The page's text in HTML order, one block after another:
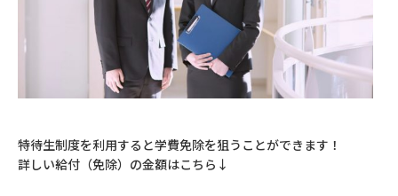
特待生制度を利用すると学費免除を狙うことができます！
詳しい給付（免除）の金額はこちら↓